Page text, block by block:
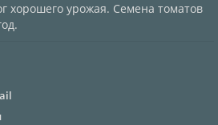
хорошего урожая. Семена томатов